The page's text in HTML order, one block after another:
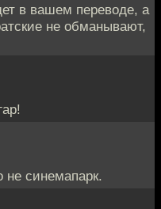
в вашем переводе, а
не обманывают,
не синемапарк.